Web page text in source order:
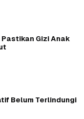
Pastikan Gizi Anak
Belum Terlindungi